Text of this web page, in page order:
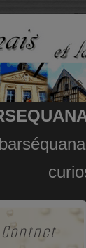
Contact